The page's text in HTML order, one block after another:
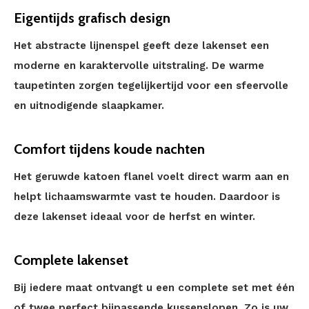
Eigentijds grafisch design
Het abstracte lijnenspel geeft deze lakenset een
moderne en karaktervolle uitstraling. De warme
taupetinten zorgen tegelijkertijd voor een sfeervolle
en uitnodigende slaapkamer.
Comfort tijdens koude nachten
Het geruwde katoen flanel voelt direct warm aan en
helpt lichaamswarmte vast te houden. Daardoor is
deze lakenset ideaal voor de herfst en winter.
Complete lakenset
Bij iedere maat ontvangt u een complete set met één